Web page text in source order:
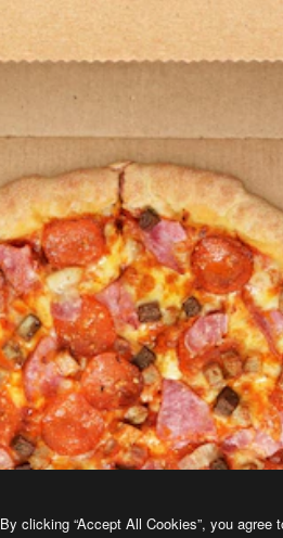
By clicking “Accept All Cookies”, you